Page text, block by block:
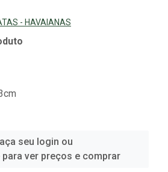
- HAVAIANAS
seu login ou
ver preços e comprar